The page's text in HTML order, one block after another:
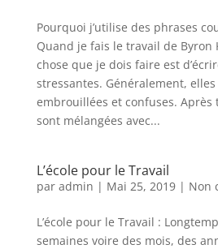
Pourquoi j’utilise des phrases
Quand je fais le travail de Byron
chose que je dois faire est
stressantes. Généralement,
embrouillées et confuses. Après
sont mélangées avec...
L’école pour le Travail
par admin | Mai 25, 2019| Non
L’école pour le Travail :
semaines voire des mois, des